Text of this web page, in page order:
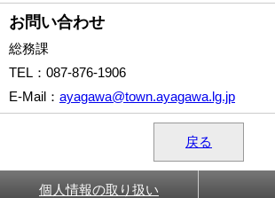
お問い合わせ
総務課
TEL ：087-876-1906
E-Mail ： ayagawa@town.ayagawa.lg.jp
戻る
個人情報の取り扱い